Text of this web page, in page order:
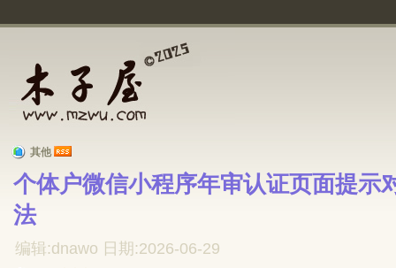
其他
个体户微信小程序年审认证页面提示
法
编辑:dnawo 日期:2026-06-29